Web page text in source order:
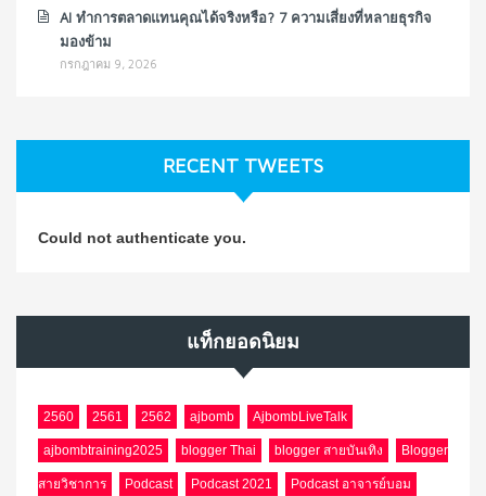
AI ทำการตลาดแทนคุณได้จริงหรือ? 7 ความเสี่ยงที่หลายธุรกิจ
มองข้าม
กรกฎาคม 9, 2026
RECENT TWEETS
Could not authenticate you.
แท็กยอดนิยม
2560 2561 2562 ajbomb AjbombLiveTalk
ajbombtraining2025 blogger Thai blogger สายบันเทิง Blogger
สายวิชาการ Podcast Podcast 2021 Podcast อาจารย์บอม